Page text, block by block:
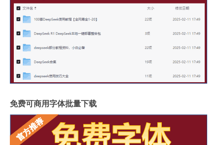
免费可商用字体批量下载